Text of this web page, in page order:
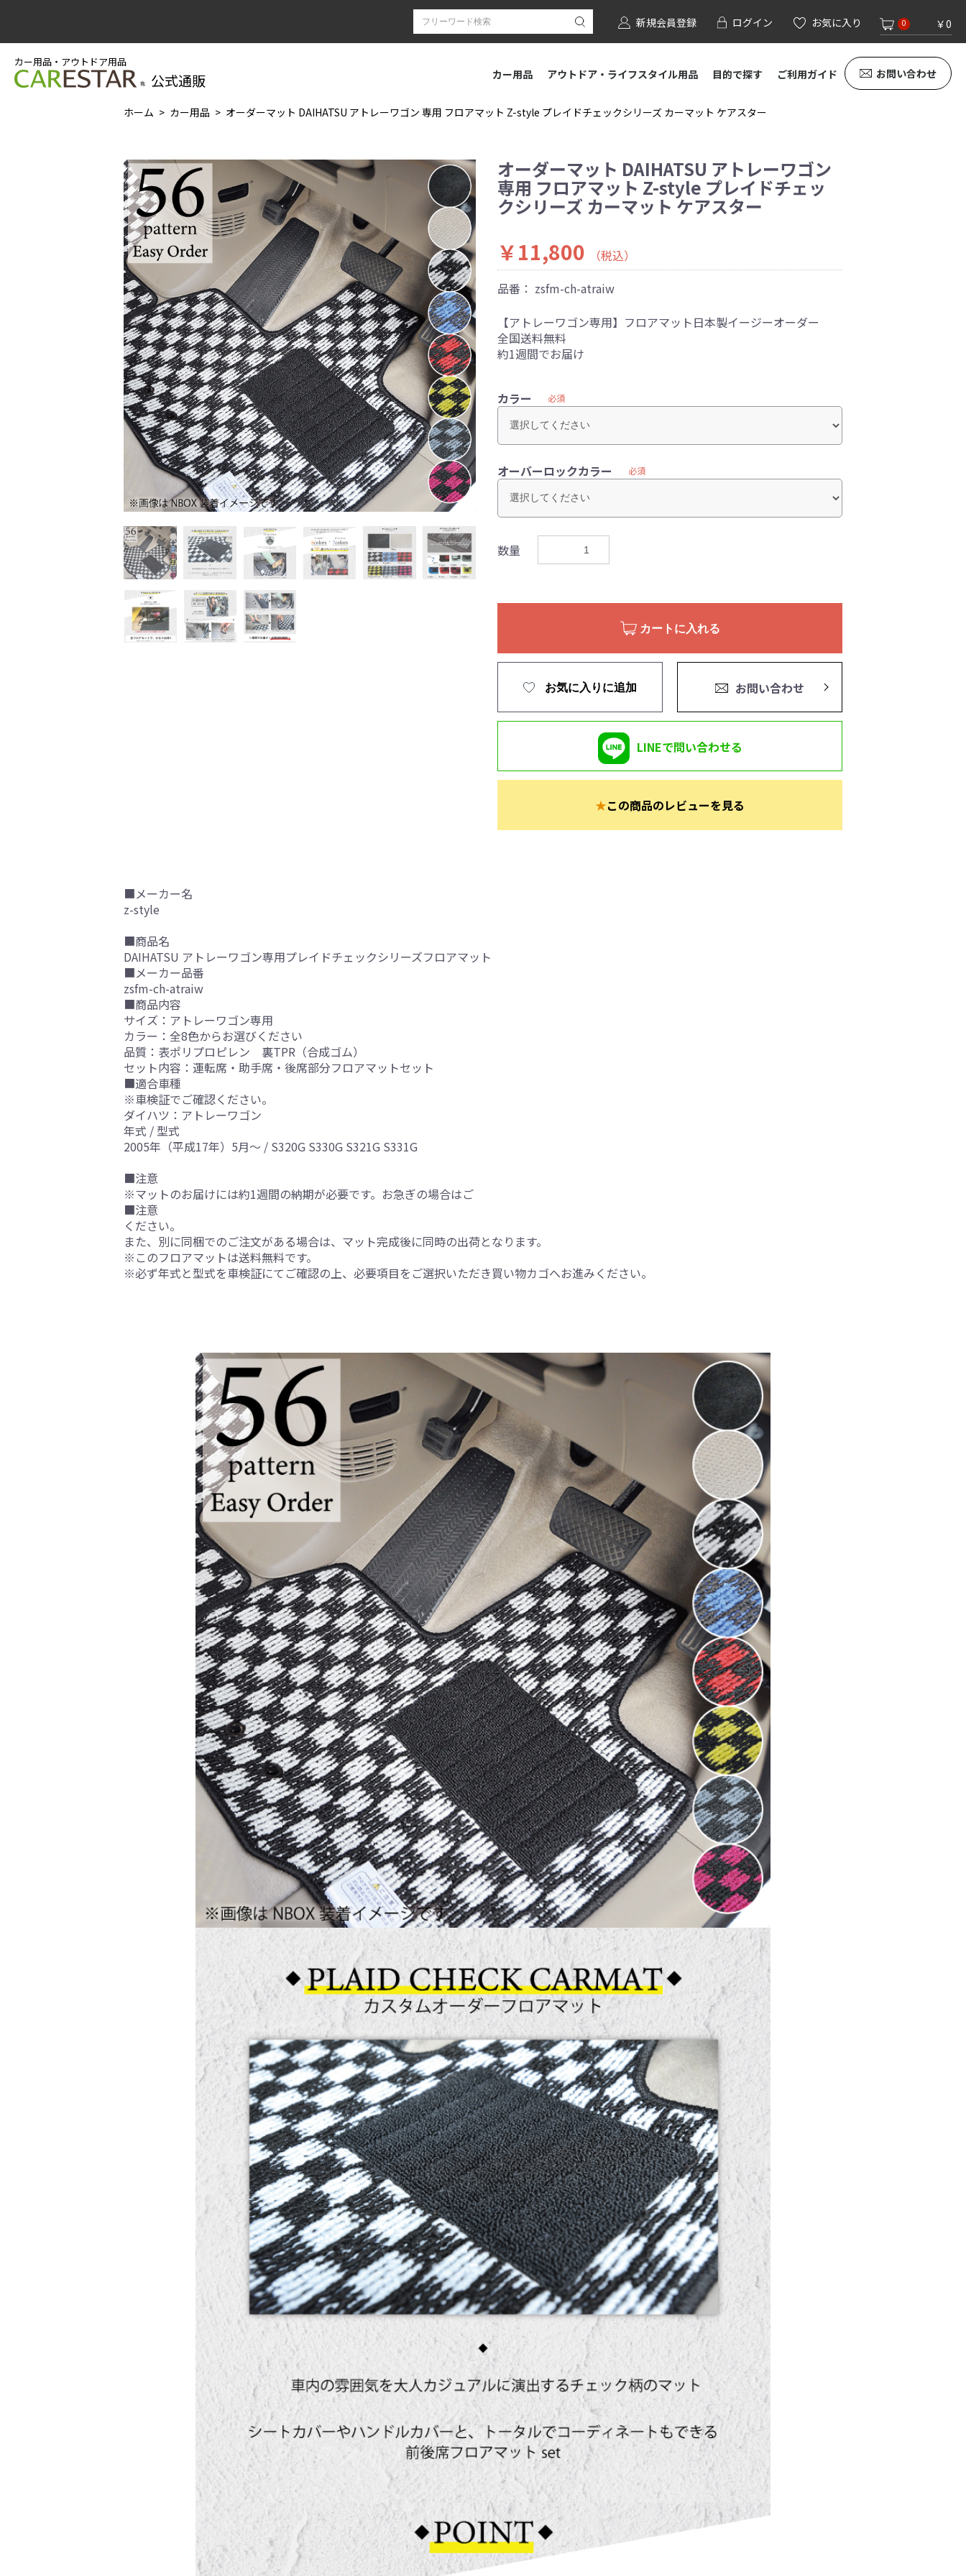
新規会員登録 ログイン お気に入り 0 ￥0
カー用品・アウトドア用品
公式通販 カー用品 アウトドア・ライフスタイル用品 目的で探す ご利用ガイド お問い合わせ
ホーム カー用品 オーダーマット DAIHATSU アトレーワゴン 専用 フロアマット Z-style プレイドチェックシリーズ カーマット ケアスター
オーダーマット DAIHATSU アトレーワゴン
専用 フロアマット Z-style プレイドチェッ
クシリーズ カーマット ケアスター
￥11,800
（税込）
品番： zsfm-ch-atraiw
【アトレーワゴン専用】フロアマット日本製イージーオーダー
全国送料無料
約1週間でお届け
カラー 必須
オーバーロックカラー 必須
数量
カートに入れる
お気に入りに追加 お問い合わせ
LINEで問い合わせる
★この商品のレビューを見る
■メーカー名
z-style
■商品名
DAIHATSU アトレーワゴン専用プレイドチェックシリーズフロアマット
■メーカー品番
zsfm-ch-atraiw
■商品内容
サイズ：アトレーワゴン専用
カラー：全8色からお選びください
品質：表ポリプロピレン 裏TPR（合成ゴム）
セット内容：運転席・助手席・後席部分フロアマットセット
■適合車種
※車検証でご確認ください。
ダイハツ：アトレーワゴン
年式 / 型式
2005年（平成17年）5月～ / S320G S330G S321G S331G
■注意
※マットのお届けには約1週間の納期が必要です。お急ぎの場合はご
■注意
ください。
また、別に同梱でのご注文がある場合は、マット完成後に同時の出荷となります。
※このフロアマットは送料無料です。
※必ず年式と型式を車検証にてご確認の上、必要項目をご選択いただき買い物カゴへお進みください。